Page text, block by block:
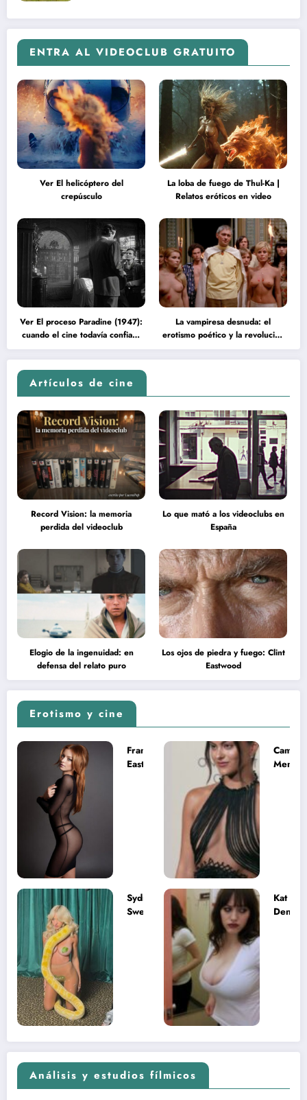
ENTRA AL VIDEOCLUB GRATUITO
Ver El helicóptero del
crepúsculo
La loba de fuego de Thul-Ka |
Relatos eróticos en video
Ver El proceso Paradine (1947):
cuando el cine todavía confiaba
en la inteligencia del espectador
La vampiresa desnuda: el
erotismo poético y la revolución
psicodélica de Jean Rollin
Artículos de cine
Record Vision: la memoria
perdida del videoclub
Lo que mató a los videoclubs en
España
Elogio de la ingenuidad: en
defensa del relato puro
Los ojos de piedra y fuego: Clint
Eastwood
Erotismo y cine
Francesca
Eastwood y
Camila
Mendes
Sydney
Sweeney
adolescente
Kat
Análisis y estudios fílmicos